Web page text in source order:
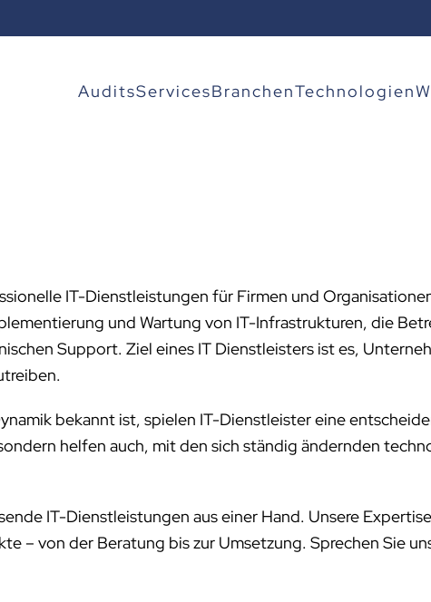
AuditsServicesBranchenTechnologien
IT-Dienstleistungen für Firmen und
und Wartung von IT-Infrastrukturen, die
Support. Ziel eines IT Dienstleisters ist es,
bekannt ist, spielen IT-Dienstleister eine
helfen auch, mit den sich ständig ändernden
IT-Dienstleistungen aus einer Hand. Unsere
– von der Beratung bis zur Umsetzung. Sprechen Sie